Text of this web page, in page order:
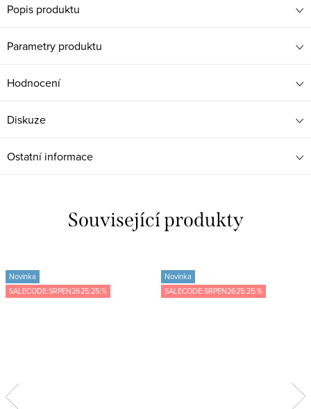
Popis produktu
Parametry produktu
Hodnocení
Diskuze
Ostatní informace
Související produkty
Novinka
SALECODE:SRPEN2625:25:%
Novinka
SALECODE:SRPEN2625:25:%